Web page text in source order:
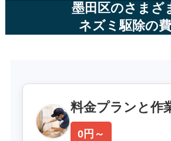
墨田区のさまざ
ネズミ駆除の
料金プランと作
0円～